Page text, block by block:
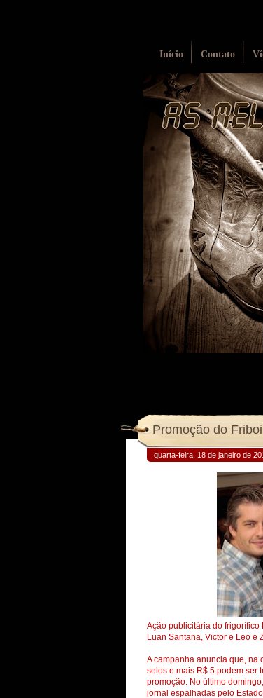
Início Contato
Promoção do
quarta-feira, 18 de janeiro de
Ação publicitária do frigorífico
Luan Santana, Victor e Leo e
A campanha anuncia que, na
selos e mais R$ 5 podem ser
promoção. No último
jornal espalhadas pelo